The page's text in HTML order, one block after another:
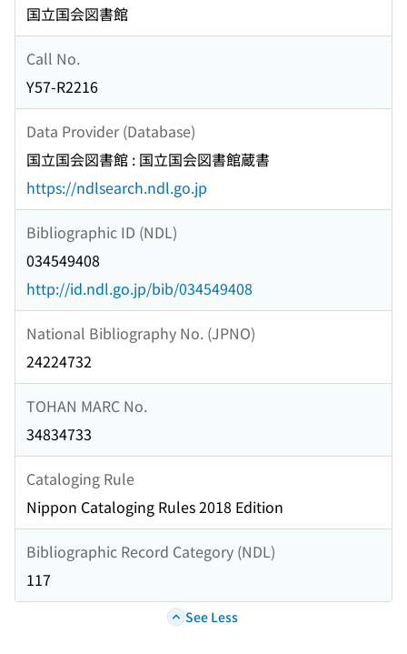
国立国会図書館
Call No.
Y57-R2216
Data Provider (Database)
国立国会図書館 : 国立国会図書館蔵書
https://ndlsearch.ndl.go.jp
Bibliographic ID (NDL)
034549408
http://id.ndl.go.jp/bib/034549408
National Bibliography No. (JPNO)
24224732
TOHAN MARC No.
34834733
Cataloging Rule
Nippon Cataloging Rules 2018 Edition
Bibliographic Record Category (NDL)
117
See Less